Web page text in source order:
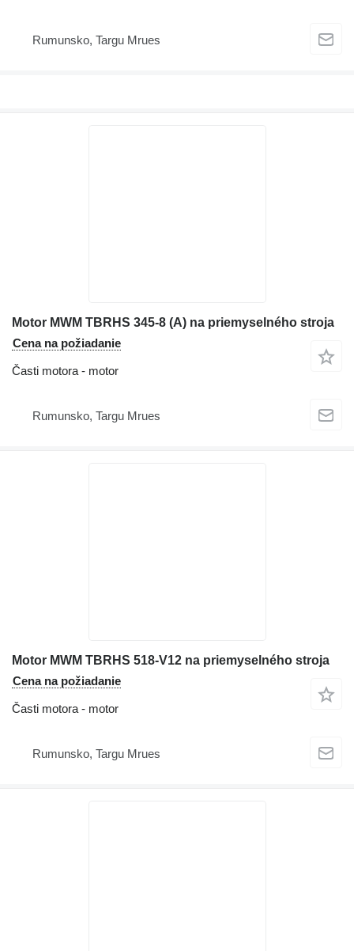
Rumunsko, Targu Mrues
Motor MWM TBRHS 345-8 (A) na priemyselného stroja
Cena na požiadanie
Časti motora - motor
Rumunsko, Targu Mrues
Motor MWM TBRHS 518-V12 na priemyselného stroja
Cena na požiadanie
Časti motora - motor
Rumunsko, Targu Mrues